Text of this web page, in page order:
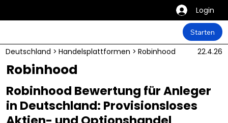
Login
Starten
Deutschland > Handelsplattformen > Robinhood 22.4.26
Robinhood
Robinhood Bewertung für Anleger
in Deutschland: Provisionsloses